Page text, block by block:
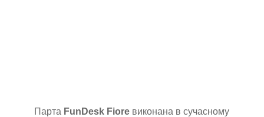
Парта FunDesk Fiore виконана в сучасному